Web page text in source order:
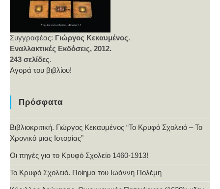
Συγγραφέας: Γιώργος Κεκαυμένος.
Εναλλακτικές Εκδόσεις, 2012.
243 σελίδες.
Αγορά του βιβλίου!
Πρόσφατα
Βιβλιοκριτική. Γιώργος Κεκαυμένος “Το Κρυφό Σχολειό – Το
Χρονικό μιας Ιστορίας”
Οι πηγές για το Κρυφό Σχολείο 1460-1913!
Το Κρυφό Σχολειό. Ποίημα του Ιωάννη Πολέμη